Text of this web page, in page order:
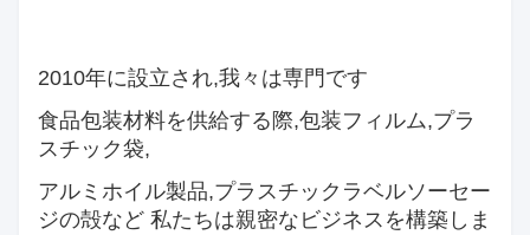
2010年に設立され,我々は専門です
食品包装材料を供給する際,包装フィルム,プラ
スチック袋,
アルミホイル製品,プラスチックラベルソーセー
ジの殻など 私たちは親密なビジネスを構築しま